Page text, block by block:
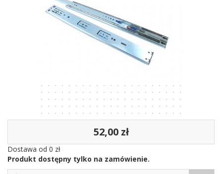
52,00 zł
Dostawa od 0 zł
Produkt dostępny tylko na zamówienie.